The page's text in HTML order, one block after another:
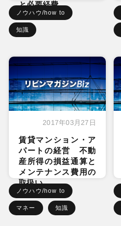
と必要経費
ノウハウ/how to
知識
2017年03月27日
賃貸マンション・ア
パートの経営 不動
産所得の損益通算と
メンテナンス費用の
取扱い
ノウハウ/how to
マネー 知識